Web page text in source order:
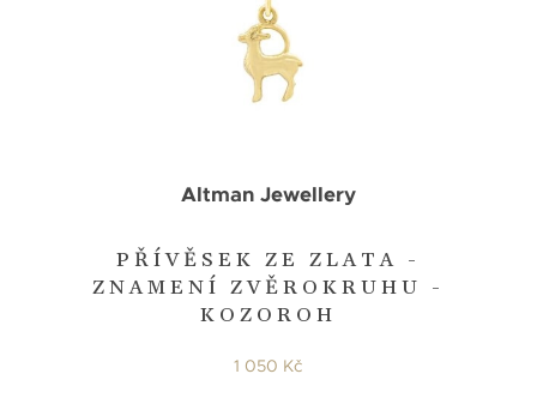
PŘÍVĚSEK ZE ZLATA -
ZNAMENÍ ZVĚROKRUHU -
KOZOROH
Altman Jewellery
1 050 Kč